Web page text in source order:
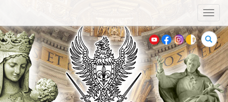
Buscar